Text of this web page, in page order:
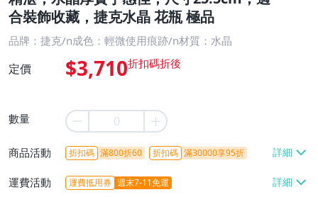
合裝飾收藏，捷克水晶 花瓶 極品
品牌：捷克/n成色：輕微使用痕跡/n材質：水晶
定價 $3,710
數量
商品活動 折扣碼 滿800折60 折扣碼 滿30000享95折
運費活動 運費抵用券 週末7-11免運